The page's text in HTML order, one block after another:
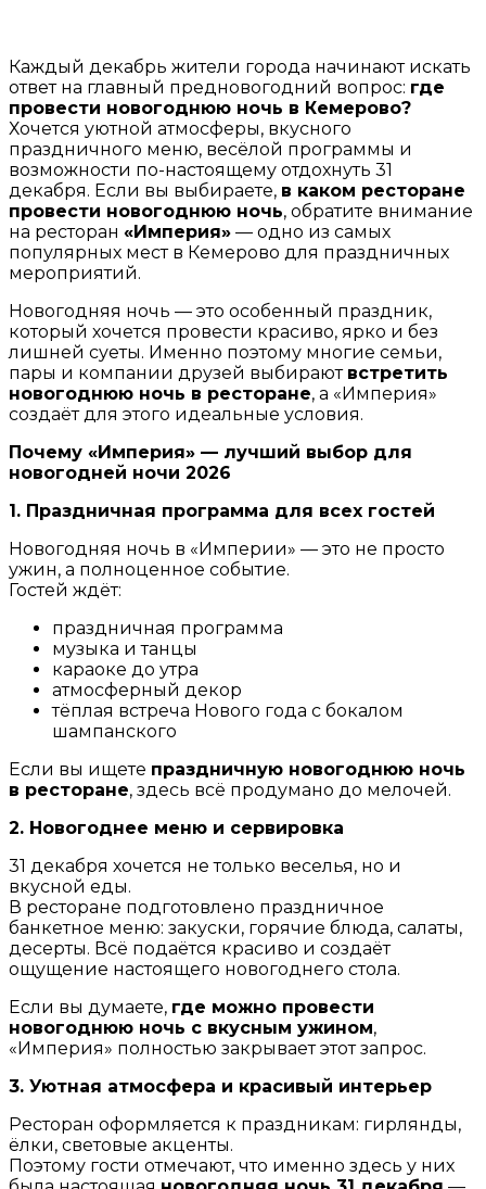
Каждый декабрь жители города начинают искать
ответ на главный предновогодний вопрос: где
провести новогоднюю ночь в Кемерово?
Хочется уютной атмосферы, вкусного
праздничного меню, весёлой программы и
возможности по-настоящему отдохнуть 31
декабря. Если вы выбираете, в каком ресторане
провести новогоднюю ночь, обратите внимание
на ресторан «Империя» — одно из самых
популярных мест в Кемерово для праздничных
мероприятий.
Новогодняя ночь — это особенный праздник,
который хочется провести красиво, ярко и без
лишней суеты. Именно поэтому многие семьи,
пары и компании друзей выбирают встретить
новогоднюю ночь в ресторане, а «Империя»
создаёт для этого идеальные условия.
Почему «Империя» — лучший выбор для
новогодней ночи 2026
1. Праздничная программа для всех гостей
Новогодняя ночь в «Империи» — это не просто
ужин, а полноценное событие.
Гостей ждёт:
праздничная программа
музыка и танцы
караоке до утра
атмосферный декор
тёплая встреча Нового года с бокалом
шампанского
Если вы ищете праздничную новогоднюю ночь
в ресторане, здесь всё продумано до мелочей.
2. Новогоднее меню и сервировка
31 декабря хочется не только веселья, но и
вкусной еды.
В ресторане подготовлено праздничное
банкетное меню: закуски, горячие блюда, салаты,
десерты. Всё подаётся красиво и создаёт
ощущение настоящего новогоднего стола.
Если вы думаете, где можно провести
новогоднюю ночь с вкусным ужином,
«Империя» полностью закрывает этот запрос.
3. Уютная атмосфера и красивый интерьер
Ресторан оформляется к праздникам: гирлянды,
ёлки, световые акценты.
Поэтому гости отмечают, что именно здесь у них